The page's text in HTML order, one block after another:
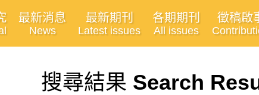
最新消息
News
最新期刊
Latest issues
各期期刊
All issues
徵稿啟
搜尋結果 Search